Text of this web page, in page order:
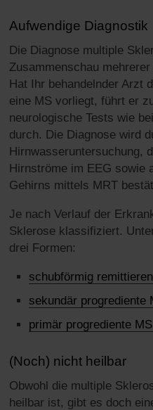
Aufwendige Diagnostik
Die Diagnose multiple
Zusammenschau
Hat Ihr behandelnder Arzt
eine MS vorliegt, führt er
neurologische Tests wie
durch. Die Diagnose wird
Hirnwasseruntersuchung,
Hirnströme im EEG sowie
Gehirns mittels MRT
Je nach Verlauf der
Sklerose klassifiziert.
drei Formen:
schubförmig
sekundär progrediente
primär progrediente
(Noch) nicht heilbar
Obwohl die multiple
heilbar ist, gibt es doch